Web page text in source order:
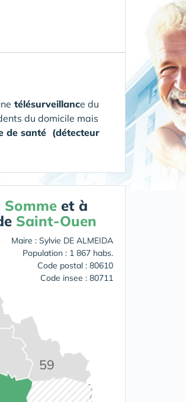
télésurveillance du
du domicile mais
de santé (détecteur
Somme et à
Saint-Ouen
Maire : Sylvie DE ALMEIDA
Population : 1 867 habs.
Code postal : 80610
Code insee : 80711
59